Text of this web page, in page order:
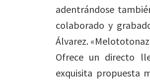
adentrándose
colaborado y
Álvarez.
Ofrece un directo
exquisita propuesta